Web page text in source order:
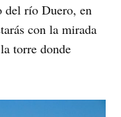
del río Duero, en
con la mirada
torre donde